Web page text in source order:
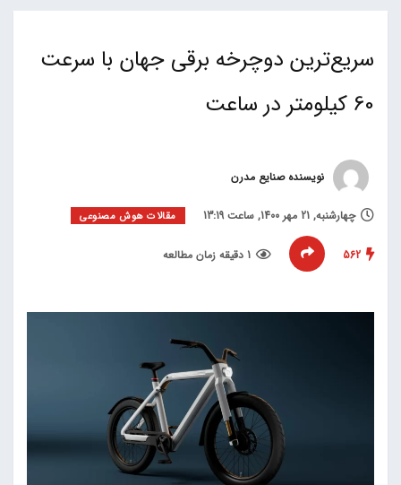
سریع‌ترین دوچرخه برقی جهان با سرعت
60 کیلومتر در ساعت
نویسنده صنایع مدرن
چهارشنبه, 21 مهر 1400, ساعت 13:19 مقالات هوش مصنوعی
562 1 دقیقه زمان مطالعه